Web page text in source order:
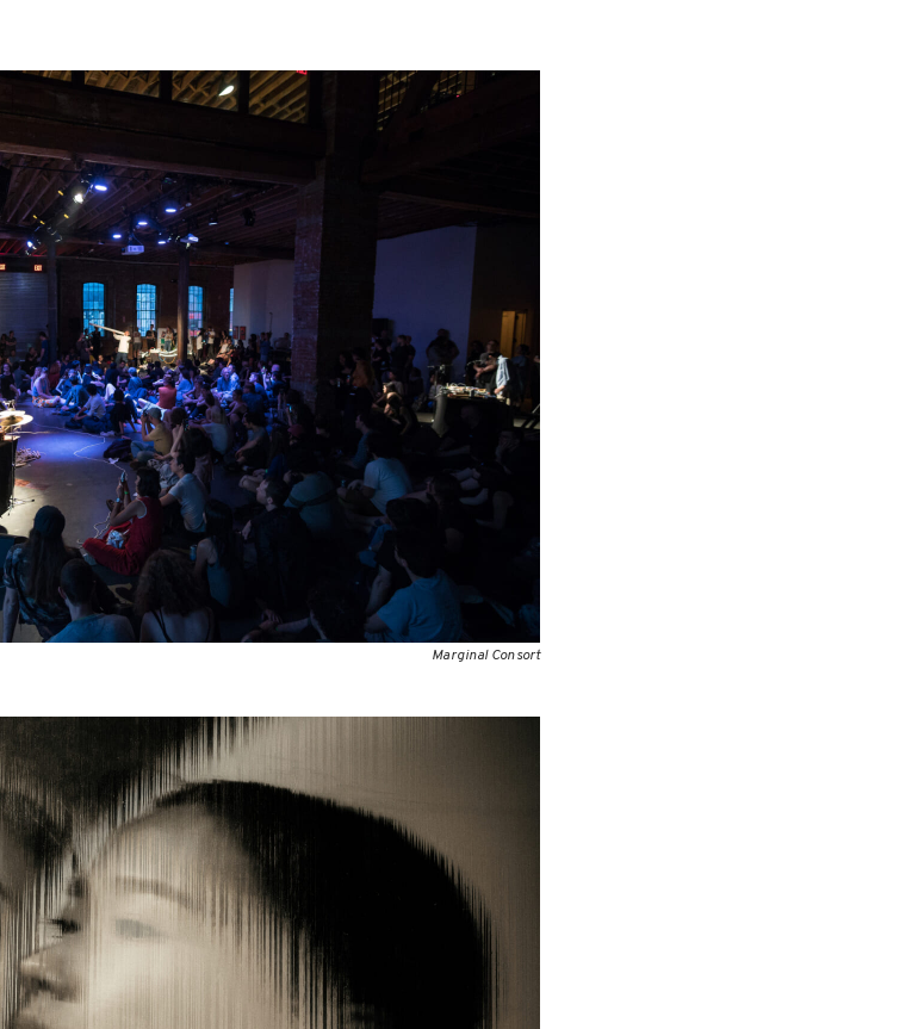
Marginal Consort